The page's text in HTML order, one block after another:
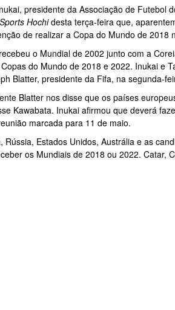
presidente da Associação de Futebol
Sports Hochidesta terça-feira que,
de realizar a Copa do Mundo de 2018
o Mundial de 2002 junto com a
do Mundo de 2018 e 2022. Inukai e
Blatter, presidente da Fifa, na segunda-
Blatter nos disse que os países
Kawabata. Inukai afirmou que deverá
marcada para 11 de maio.
Rússia, Estados Unidos, Austrália e as
os Mundiais de 2018 ou 2022. Catar,